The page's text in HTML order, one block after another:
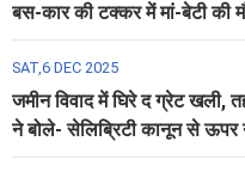
बस-कार की टक्कर में मां-बेटी की
SAT,6 DEC 2025
जमीन विवाद में घिरे द ग्रेट खली,
ने बोले- सेलिब्रिटी कानून से ऊपर